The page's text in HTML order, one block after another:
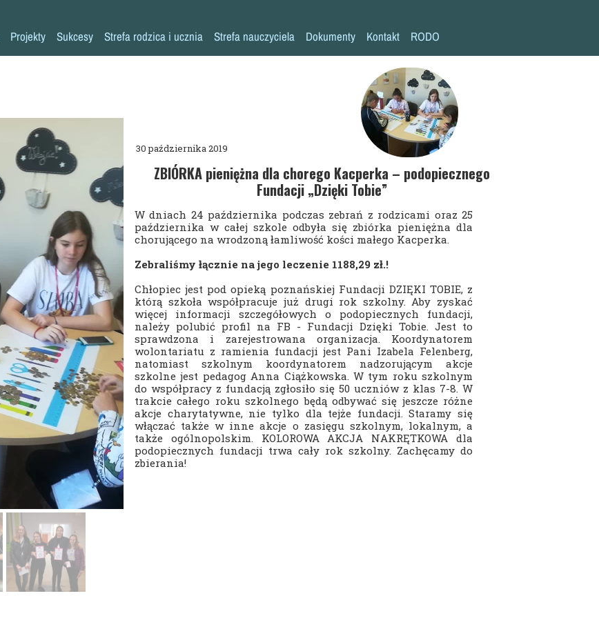
30 października 2019
W dniach 24 października podczas zebrań z rodzicami oraz 25
października w całej szkole odbyła się zbiórka pieniężna dla
chorującego na wrodzoną łamliwość kości małego Kacperka.
Zebraliśmy łącznie na jego leczenie 1188,29 zł.!
Chłopiec jest pod opieką poznańskiej Fundacji DZIĘKI TOBIE, z
którą szkoła współpracuje już drugi rok szkolny. Aby zyskać
więcej informacji szczegółowych o podopiecznych fundacji,
należy polubić profil na FB - Fundacji Dzięki Tobie. Jest to
sprawdzona i zarejestrowana organizacja. Koordynatorem
wolontariatu z ramienia fundacji jest Pani Izabela Felenberg,
natomiast szkolnym koordynatorem nadzorującym akcje
szkolne jest pedagog Anna Ciążkowska. W tym roku szkolnym
do współpracy z fundacją zgłosiło się 50 uczniów z klas 7-8. W
trakcie całego roku szkolnego będą odbywać się jeszcze różne
akcje charytatywne, nie tylko dla tejże fundacji. Staramy się
włączać także w inne akcje o zasięgu szkolnym, lokalnym, a
także ogólnopolskim. KOLOROWA AKCJA NAKRĘTKOWA dla
podopiecznych fundacji trwa cały rok szkolny. Zachęcamy do
zbierania!
ZBIÓRKA pieniężna dla chorego Kacperka – podopiecznego
Fundacji „Dzięki Tobie”
Historia szkoły
Pedagog
Pielęgniarka
Rada rodziców
Biblioteka
Stołówka
Świetlica
Kronika
Projekty
Erasmus+ AKREDYTACJA
Niebieskie Igrzyska
Każdy inny - wszyscy równi
Szkoła Odpowiedzialna Cyfrowo
Zaczytana Jedynka
#SuperKoderzy
# klikaj pozytywnie
Nasza szkoła jest OK
Erasmus+ Uniwersalny Język Sztuki
Erasmus+ Przez dwujęzyczność do przyszłości
Erasmus+ Mózgi w szkole. Wiedza jest potęgą!
Sukcesy
Konkursy przedmiotowe
Strefa rodzica i ucznia
Klasy 0-3
Kalendarz roku szkolnego
Zajęcia dodatkowe
Harmonogram imprez i uroczystości
Nasza szkoła jest SUPER!
Klasy dwujęzyczne
Doradztwo zawodowe
Nabór
Strefa nauczyciela
Pliki do pobrania
Dokumenty
Statut szkoły
Plan pracy szkoły
Wymagania edukacyjne
Program wychowawczo-profilaktyczny
Procedura bezpieczeństwa/Covid-19
Kompetencje kluczowe
Deklaracja dostępności
Standardy Ochrony Małoletnich
Kontakt RODO